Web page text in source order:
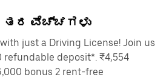
ಇತರ ವೆಚ್ಚಗಳು
just a Driving License! Join us
refundable deposit*. ₹4,554
bonus 2 rent-free